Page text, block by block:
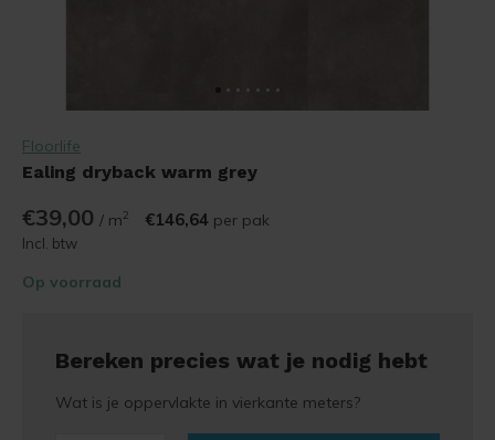
Floorlife
Ealing dryback warm grey
€39,00 / m2 €146,64 per pak
Incl. btw
Op voorraad
Bereken precies wat je nodig hebt
Wat is je oppervlakte in vierkante meters?